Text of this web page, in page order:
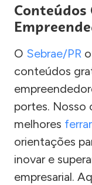
O Sebrae/PR
conteúdos
portes. Nosso
melhores
orientações
inovar e
empresarial.